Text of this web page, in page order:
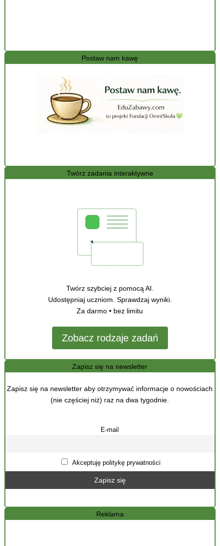
Postaw nam kawę
Twórz zadania interaktywne
Twórz szybciej z pomocą AI.
Udostępniaj uczniom. Sprawdzaj wyniki.
Za darmo • bez limitu
Zobacz rodzaje zadań
Zapisz się na newsletter
Zapisz się na newsletter aby otrzymywać informacje o nowościach
(nie częściej niż) raz na dwa tygodnie.
E-mail
Akceptuję politykę prywatności
Reklama